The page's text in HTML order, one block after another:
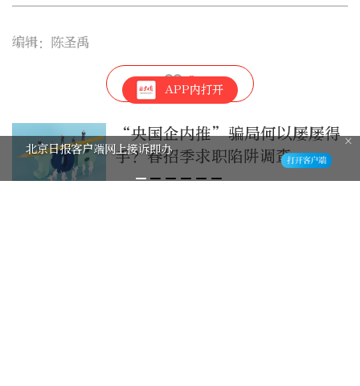
编辑：陈圣禹
3
“央国企内推”骗局何以屡屡得
手？春招季求职陷阱调查
APP内打开
北京市社区治理创新案例展